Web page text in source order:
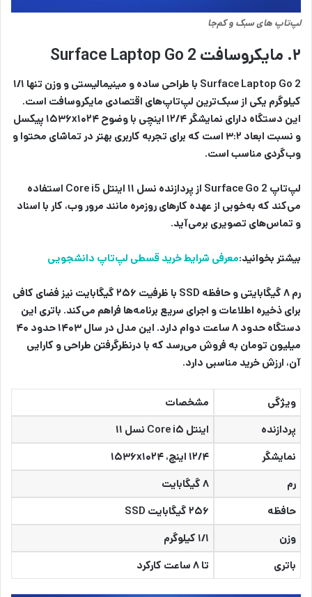
لپ‌‌تاپ های سبک و کم‌جا
۲. مایکروسافت Surface Laptop Go 2
Surface Laptop Go 2 با طراحی ساده و مینیمالیستی و وزن تنها ۱/۱
کیلوگرم یکی از سبک‌ترین لپ‌تاپ‌های اقتصادی مایکروسافت است.
این دستگاه دارای نمایشگر ۱۲/۴ اینچی با وضوح ۱۵۳۶x۱۰۲۴ پیکسل
و نسبت ابعاد ۳:۲ است که برای تجربه کاربری بهتر در تماشای محتوا و
وب‌گردی مناسب است.
لپ‌تاپ Surface Go 2 از پردازنده نسل ۱۱ اینتل Core i5 استفاده
می‌کند که به‌خوبی از عهده کارهای روزمره مانند مرور وب، کار با اسناد
و تماس‌های تصویری برمی‌آید.
بیشتر بخوانید:معرفی شرایط خرید قسطی لپ‌تاپ دانشجویی
رم ۸ گیگابایتی و حافظه SSD با ظرفیت ۲۵۶ گیگابایت نیز فضای کافی
برای ذخیره اطلاعات و اجرای سریع برنامه‌ها فراهم می‌کند. باتری این
دستگاه حدود ۸ ساعت دوام دارد. این مدل در سال ۱۴۰۳ حدود ۴۰
میلیون تومان به فروش می‌رسد که با درنظرگرفتن طراحی و کارایی
آن، ارزش خرید مناسبی دارد.
ویژگی
مشخصات
پردازنده
اینتل Core i۵ نسل ۱۱
نمایشگر
۱۲/۴ اینچ، ۱۵۳۶x۱۰۲۴
رم
۸ گیگابایت
حافظه
۲۵۶ گیگابایت SSD
وزن
۱/۱ کیلوگرم
باتری
تا ۸ ساعت کارکرد